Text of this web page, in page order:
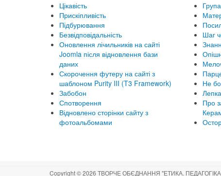
Цікавість
Прискіпливість
Підбурювання
Безвідповідальність
Оновлення лічильників на сайті
Joomla після відновлення бази
даних
Скорочення футеру на сайті з
шаблоном Purity III (T3 Framework)
Забобон
Спотворення
Відновлено сторінки сайту з
фотоальбомами
Шаг
Не
Про
Copyright © 2026 ТВОРЧЕ ОБЄДНАННЯ "ЕТИКА. ПЕДАГОГІКА.